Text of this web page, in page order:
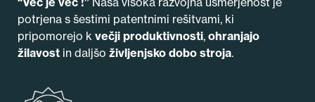
potrjena s šestimi patentnimi rešitvami, ki
pripomorejo k večji produktivnosti, ohranjajo
žilavost in daljšo življenjsko dobo stroja.